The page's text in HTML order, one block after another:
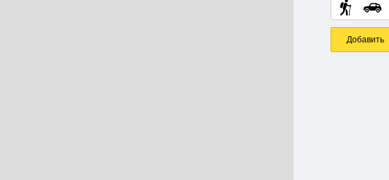
Добавить